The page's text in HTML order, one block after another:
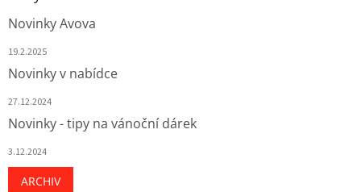
Novinky Avova
19.2.2025
Novinky v nabídce
27.12.2024
Novinky - tipy na vánoční dárek
3.12.2024
ARCHIV